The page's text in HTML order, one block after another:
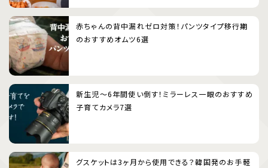
赤ちゃんの背中漏れゼロ対策！パンツタイプ移行期
のおすすめオムツ6選
新生児〜6年間使い倒す！ミラーレス一眼のおすすめ
子育てカメラ7選
グスケットは3ヶ月から使用できる？韓国発のお手軽